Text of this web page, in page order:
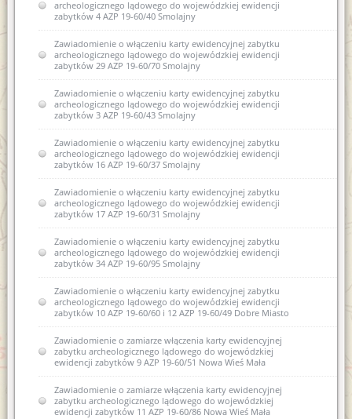
archeologicznego lądowego do wojewódzkiej ewidencji
zabytków 4 AZP 19-60/40 Smolajny
Zawiadomienie o włączeniu karty ewidencyjnej zabytku
archeologicznego lądowego do wojewódzkiej ewidencji
zabytków 29 AZP 19-60/70 Smolajny
Zawiadomienie o włączeniu karty ewidencyjnej zabytku
archeologicznego lądowego do wojewódzkiej ewidencji
zabytków 3 AZP 19-60/43 Smolajny
Zawiadomienie o włączeniu karty ewidencyjnej zabytku
archeologicznego lądowego do wojewódzkiej ewidencji
zabytków 16 AZP 19-60/37 Smolajny
Zawiadomienie o włączeniu karty ewidencyjnej zabytku
archeologicznego lądowego do wojewódzkiej ewidencji
zabytków 17 AZP 19-60/31 Smolajny
Zawiadomienie o włączeniu karty ewidencyjnej zabytku
archeologicznego lądowego do wojewódzkiej ewidencji
zabytków 34 AZP 19-60/95 Smolajny
Zawiadomienie o włączeniu karty ewidencyjnej zabytku
archeologicznego lądowego do wojewódzkiej ewidencji
zabytków 10 AZP 19-60/60 i 12 AZP 19-60/49 Dobre Miasto
Zawiadomienie o zamiarze włączenia karty ewidencyjnej
zabytku archeologicznego lądowego do wojewódzkiej
ewidencji zabytków 9 AZP 19-60/51 Nowa Wieś Mała
Zawiadomienie o zamiarze włączenia karty ewidencyjnej
zabytku archeologicznego lądowego do wojewódzkiej
ewidencji zabytków 11 AZP 19-60/86 Nowa Wieś Mała